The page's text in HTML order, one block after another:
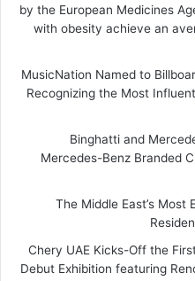
by the European Medicines
with obesity achieve an
MusicNation Named to
Recognizing the Most
Binghatti and
Mercedes-Benz Branded
The Middle East’s
Chery UAE Kicks-Off the
Debut Exhibition featuring